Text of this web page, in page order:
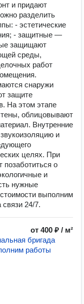
и придают
разделить
- эстетические
- защитные —
защищают
среды,
работ
снаружи
защите
На этом этапе
облицовывают
Внутренние
и
целях. При
позаботиться о
и
нужные
выполним
24/7.
от 400 ₽ / м²
бригада
работы